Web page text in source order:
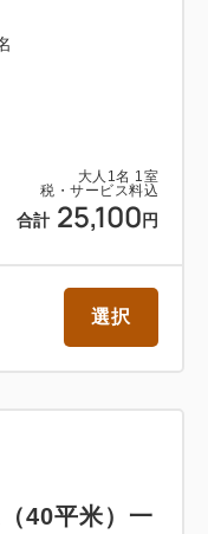
大人 1名 1室
税・サービス料込
合計 25,100 円
選択
40平米）一